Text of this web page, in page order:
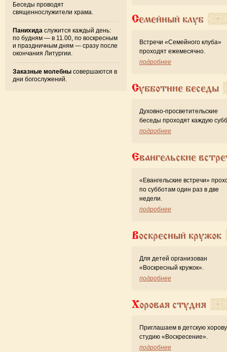
Беседы проводят
священнослужители храма.
Панихида служится каждый день:
по будням — в 11.00, по воскресным
и праздничным дням — сразу после
окончания Литургии.
Заказные молебны совершаются в
дни богослужений.
Семейный клуб
Встречи «Семейного клуба»
проходят ежемесячно.
подробнее
Субботние беседы
Духовно-просветительские
беседы проходят каждую
подробнее
Евангельские
«Евангельские встречи»
по субботам один раз в две
недели.
подробнее
Воскресный кружок
Для детей организован
«Воскресный кружок».
подробнее
Хоровая студия
Приглашаем в детскую
студию «Воскресение».
подробнее